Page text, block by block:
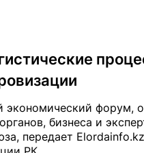
экономический форум,
бизнеса и
передает